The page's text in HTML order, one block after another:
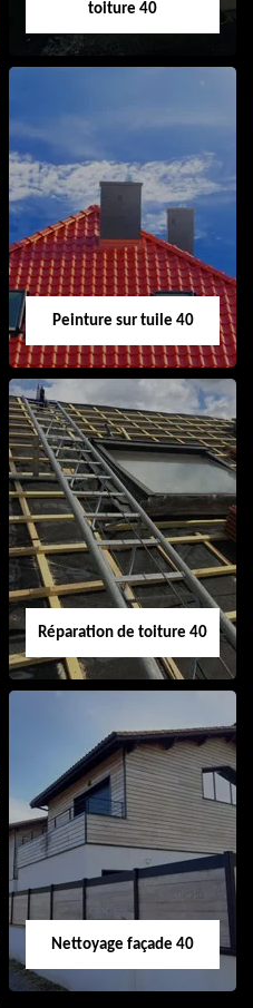
toiture 40
Nettoyage
demoussage
toiture 40
Peinture sur tuile 40
Peinture sur tuile
40
Réparation de toiture 40
Réparation de
toiture 40
Nettoyage façade 40